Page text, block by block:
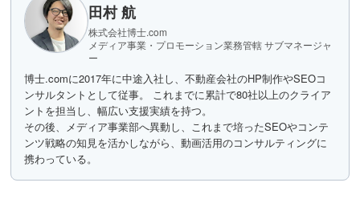
田村 航
株式会社博士.com
メディア事業・プロモーション業務管轄 サブマネージャ
ー
博士.comに2017年に中途入社し、不動産会社のHP制作やSEOコ
ンサルタントとして従事。 これまでに累計で80社以上のクライア
ントを担当し、幅広い支援実績を持つ。
その後、メディア事業部へ異動し、これまで培ったSEOやコンテ
ンツ戦略の知見を活かしながら、動画活用のコンサルティングに
携わっている。